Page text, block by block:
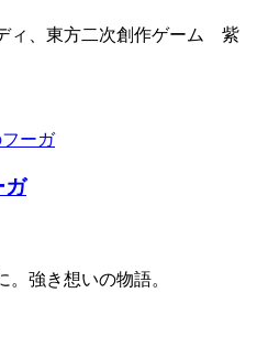
ィ、東方二次創作ゲーム 紫
ガ
強き想いの物語。